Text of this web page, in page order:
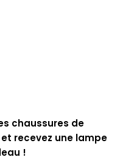
chaussures de
recevez une lampe
!